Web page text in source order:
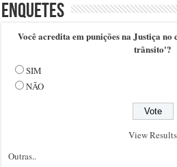
Enquetes
Você acredita em punições na Justiça no
trânsito'?
SIM
NÃO
View Results
Outras..